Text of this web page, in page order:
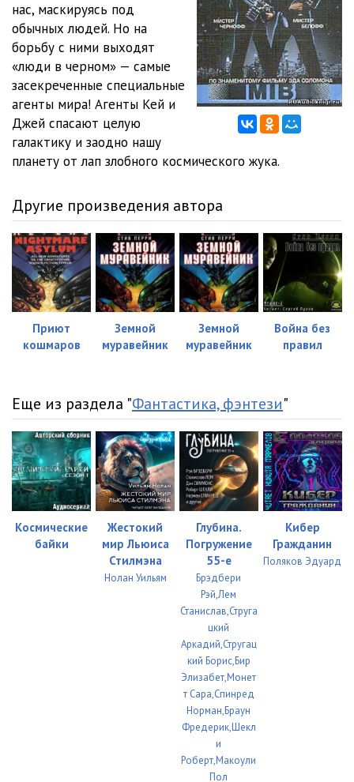
010 24:53
011 27:12
012 17:09
013
014
016
017 24:06
018 14:21
019 05:46
020 12:28
023 14:36
024 03:19
025 09:52
нас, маскируясь под
обычных людей. Но на
борьбу с ними выходят
«люди в черном» — самые
засекреченные специальные
агенты мира! Агенты Кей и
Джей спасают целую
галактику и заодно нашу
планету от лап злобного космического жука.
Другие произведения автора
Приют
кошмаров
Земной
муравейник
Земной
муравейник
Война без
правил
Еще из раздела "Фантастика, фэнтези"
Космические
байки
Жестокий
мир Льюиса
Стилмэна
Нолан Уильям
Глубина.
Погружение
55-е
Брэдбери
Рэй,Лем
Станислав,Струга
цкий
Аркадий,Стругац
кий Борис,Бир
Элизабет,Монет
т Сара,Спинред
Норман,Браун
Фредерик,Шекл
и
Роберт,Макоули
Пол
Кибер
Гражданин
Поляков Эдуард